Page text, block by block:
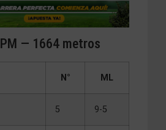
— 1664 metros
N° ML
5 9-5